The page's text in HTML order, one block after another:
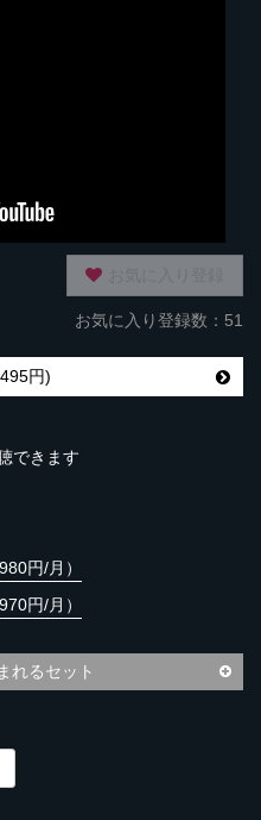
お気に入り登録数：51
円)
できます
円/月）
円/月）
れるセット